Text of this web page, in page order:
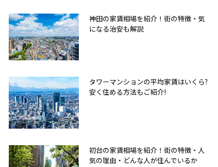
神田の家賃相場を紹介！街の特徴・気
になる治安も解説
タワーマンションの平均家賃はいくら?
安く住める方法もご紹介!
初台の家賃相場を紹介！街の特徴・人
気の理由・どんな人が住んでいるか
無料友だち追加